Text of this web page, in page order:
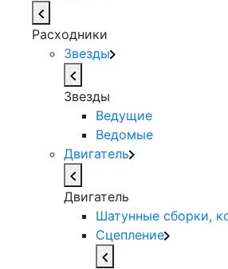
Расходники
Звезды
Звезды
Ведущие
Ведомые
Двигатель
Двигатель
Шатунные сборки,
Сцепление